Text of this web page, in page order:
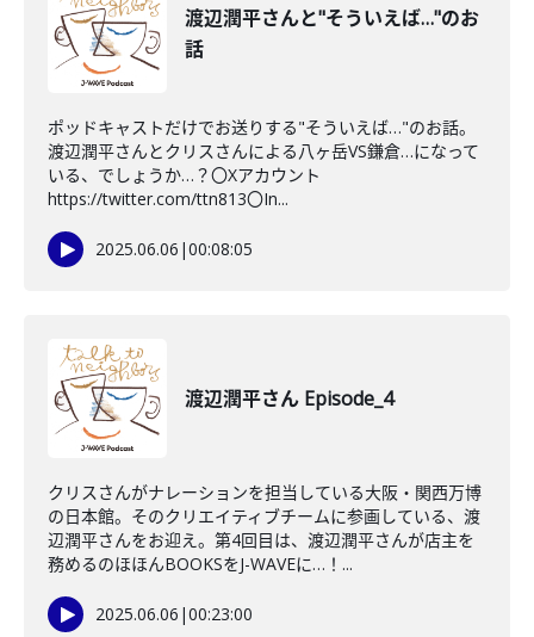
渡辺潤平さんと"そういえば…"のお
話
ポッドキャストだけでお送りする"そういえば…"のお話。
渡辺潤平さんとクリスさんによる八ヶ岳VS鎌倉…になって
いる、でしょうか…？〇Xアカウント
https://twitter.com/ttn813〇In...
2025.06.06 |00:08:05
渡辺潤平さん Episode_4
クリスさんがナレーションを担当している大阪・関西万博
の日本館。そのクリエイティブチームに参画している、渡
辺潤平さんをお迎え。第4回目は、渡辺潤平さんが店主を
務めるのほほんBOOKSをJ-WAVEに…！...
2025.06.06 |00:23:00